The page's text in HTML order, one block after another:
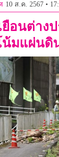
10 ส.ค. 2567 •
อนต่าง
น้มแผ่นดิ